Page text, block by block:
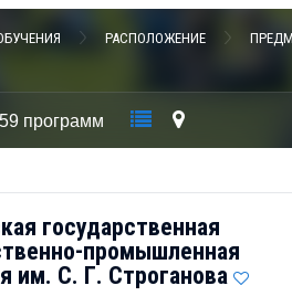
РАСПОЛОЖЕНИЕ
программ
государственная
промышленная
им. С. Г. Строганова